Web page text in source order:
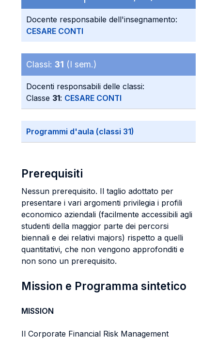
Docente responsabile dell'insegnamento:
CESARE CONTI
Classi: 31 (I sem.)
Docenti responsabili delle classi:
Classe 31: CESARE CONTI
Programmi d'aula (classi 31)
Prerequisiti
Nessun prerequisito. Il taglio adottato per
presentare i vari argomenti privilegia i profili
economico aziendali (facilmente accessibili agli
studenti della maggior parte dei percorsi
biennali e dei relativi majors) rispetto a quelli
quantitativi, che non vengono approfonditi e
non sono un prerequisito.
Mission e Programma sintetico
MISSION
Il Corporate Financial Risk Management